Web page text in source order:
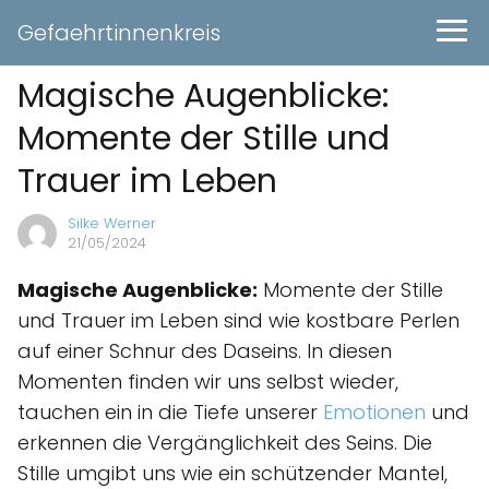
Gefaehrtinnenkreis
Magische Augenblicke:
Momente der Stille und
Trauer im Leben
Silke Werner
21/05/2024
Magische Augenblicke: Momente der Stille
und Trauer im Leben sind wie kostbare Perlen
auf einer Schnur des Daseins. In diesen
Momenten finden wir uns selbst wieder,
tauchen ein in die Tiefe unserer Emotionen und
erkennen die Vergänglichkeit des Seins. Die
Stille umgibt uns wie ein schützender Mantel,